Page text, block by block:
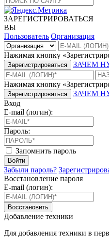
ЗАРЕГИСТРИРОВАТЬСЯ
ВЫ
Пользователь Организация
Нажимая кнопку
Зарегистрироваться ЗАЧЕМ
Нажимая кнопку
Зарегистрироваться
ЗАЧЕМ
Вход
E-mail (логин):
Пароль:
Запомнить пароль
Войти
Забыли пароль?
Восстановление пароля
E-mail (логин):
Восстановить
Добавление техники
Для добавления техники в